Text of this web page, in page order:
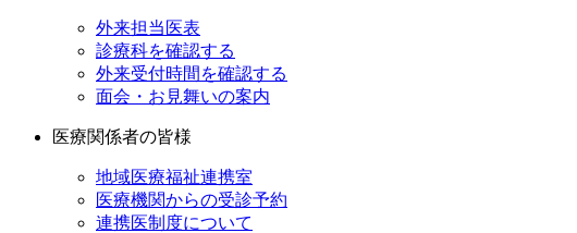
外来担当医表
診療科を確認する
外来受付時間を確認する
面会・お見舞いの案内
医療関係者の皆様
地域医療福祉連携室
医療機関からの受診予約
連携医制度について